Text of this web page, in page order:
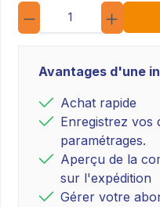
Quantité
Avantages d'une
Achat rapide
Enregistrez vos
paramétrages.
Aperçu de la
sur l'expédition
Gérer votre